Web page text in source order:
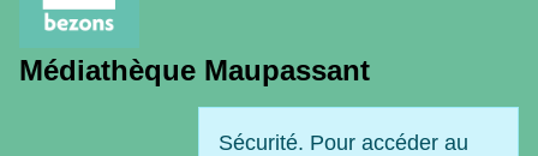
Médiathèque Maupassant
Sécurité. Pour accéder au